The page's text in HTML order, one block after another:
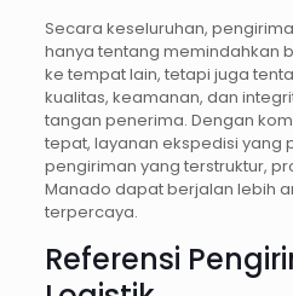
Secara keseluruhan,
hanya tentang memindahkan
ke tempat lain, tetapi juga
kualitas, keamanan, dan
tangan penerima. Dengan
tepat, layanan ekspedisi yang
pengiriman yang terstruktur,
Manado dapat berjalan lebih
terpercaya.
Referensi